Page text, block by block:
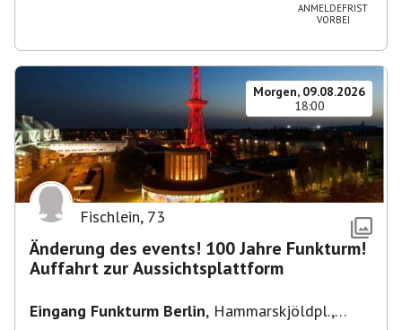
ANMELDEFRIST
VORBEI
Morgen, 09.08.2026
18:00
Fischlein, 73
Änderung des events! 100 Jahre Funkturm!
Auffahrt zur Aussichtsplattform
Eingang Funkturm Berlin, Hammarskjöldpl.,